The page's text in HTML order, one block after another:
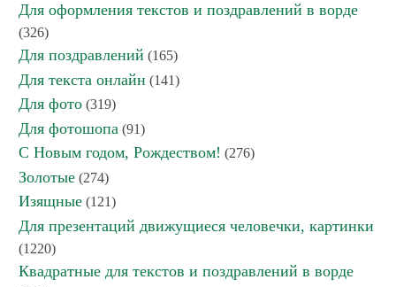
Для оформления текстов и поздравлений в ворде
(326)
Для поздравлений (165)
Для текста онлайн (141)
Для фото (319)
Для фотошопа (91)
С Новым годом, Рождеством! (276)
Золотые (274)
Изящные (121)
Для презентаций движущиеся человечки, картинки
(1220)
Квадратные для текстов и поздравлений в ворде